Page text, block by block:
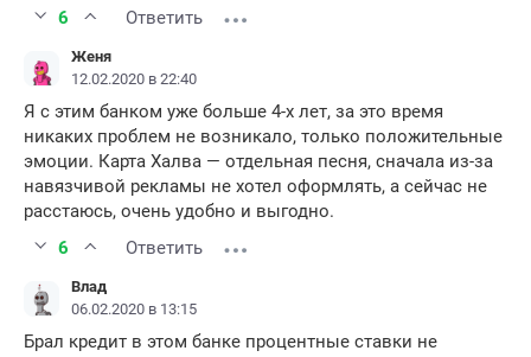
6
Ответить
Женя
12.02.2020 в 22:40
Я с этим банком уже больше 4-х лет, за это время
никаких проблем не возникало, только положительные
эмоции. Карта Халва — отдельная песня, сначала из-за
навязчивой рекламы не хотел оформлять, а сейчас не
расстаюсь, очень удобно и выгодно.
6
Ответить
Влад
06.02.2020 в 13:15
Брал кредит в этом банке процентные ставки не